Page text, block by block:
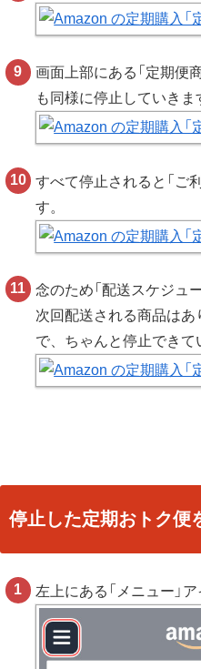
画面上部にある「定期便
も同様に停止していきま
すべて停止されると「ご
す。
念のため「配送スケジュ
次回配送される商品はあ
で、ちゃんと停止できて
停止した定期おトク便
左上にある「メニュー」